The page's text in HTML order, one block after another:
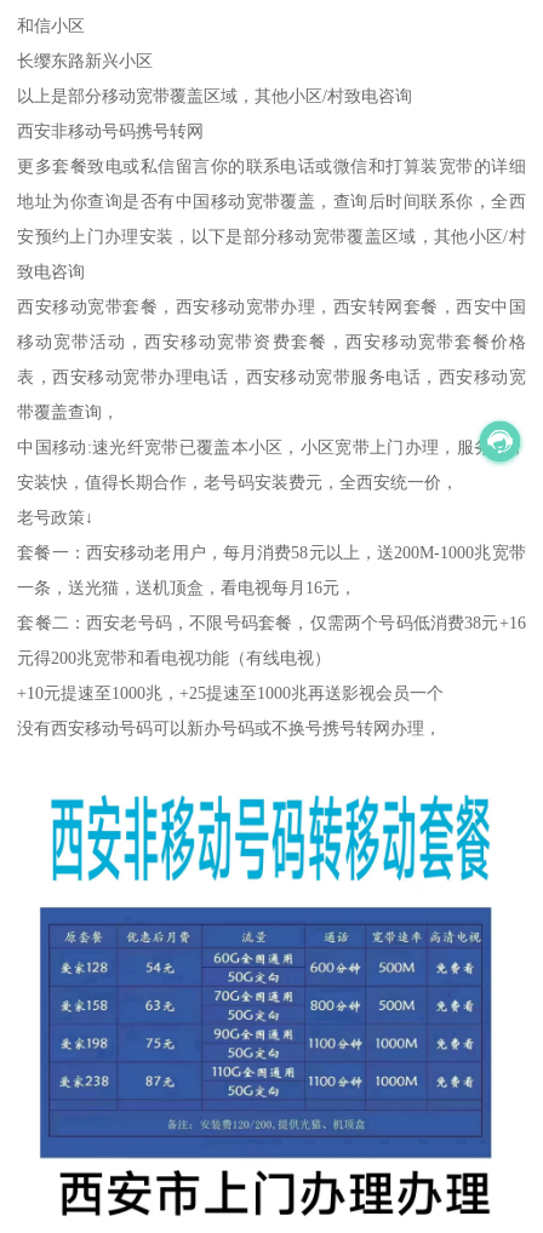
和信小区
长缨东路新兴小区
以上是部分移动宽带覆盖区域，其他小区/村致电咨询
西安非移动号码携号转网
更多套餐致电或私信留言你的联系电话或微信和打算装宽带的详细
地址为你查询是否有中国移动宽带覆盖，查询后时间联系你，全西
安预约上门办理安装，以下是部分移动宽带覆盖区域，其他小区/村
致电咨询
西安移动宽带套餐，西安移动宽带办理，西安转网套餐，西安中国
移动宽带活动，西安移动宽带资费套餐，西安移动宽带套餐价格
表，西安移动宽带办理电话，西安移动宽带服务电话，西安移动宽
带覆盖查询，
中国移动:速光纤宽带已覆盖本小区，小区宽带上门办理，服务好，
安装快，值得长期合作，老号码安装费元，全西安统一价，
老号政策↓
套餐一：西安移动老用户，每月消费58元以上，送200M-1000兆宽带
一条，送光猫，送机顶盒，看电视每月16元，
套餐二：西安老号码，不限号码套餐，仅需两个号码低消费38元+16
元得200兆宽带和看电视功能（有线电视）
+10元提速至1000兆，+25提速至1000兆再送影视会员一个
没有西安移动号码可以新办号码或不换号携号转网办理，